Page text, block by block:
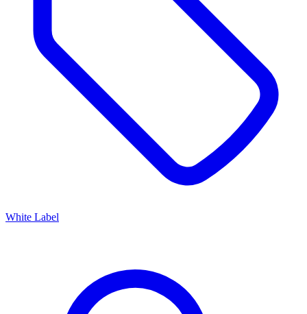
White Label